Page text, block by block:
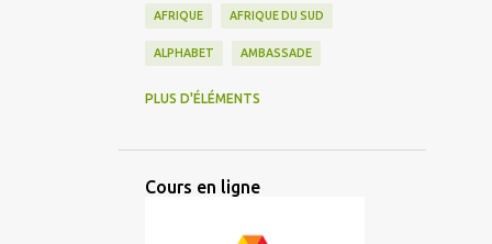
AFRIQUE AFRIQUE DU SUD
ALPHABET AMBASSADE
AMERICAIN
ARGENT
PLUS D'ÉLÉMENTS
Cours en ligne